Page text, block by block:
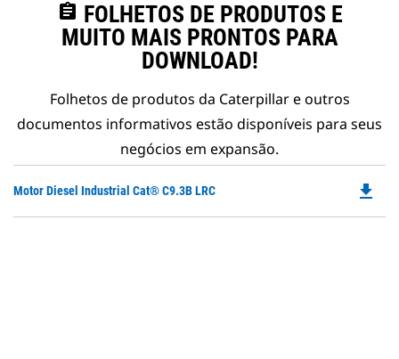
assignment FOLHETOS DE PRODUTOS E
MUITO MAIS PRONTOS PARA
DOWNLOAD!
Folhetos de produtos da Caterpillar e outros
documentos informativos estão disponíveis para seus
negócios em expansão.
Motor Diesel Industrial Cat® C9.3B LRC file_download